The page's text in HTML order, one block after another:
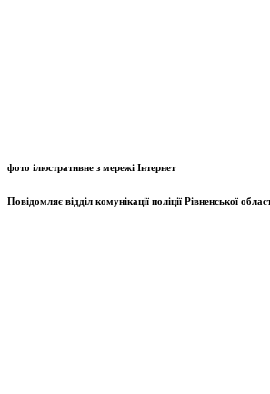
фото ілюстративне з мережі Інтернет
Повідомляє відділ комунікації поліції Рівненської